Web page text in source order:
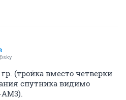
(тройка вместо четверки
спутника видимо
АМ3).